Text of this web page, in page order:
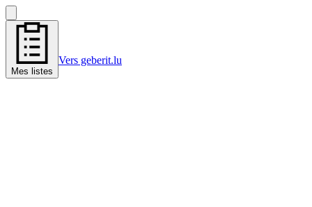
Mes listes
Vers geberit.lu